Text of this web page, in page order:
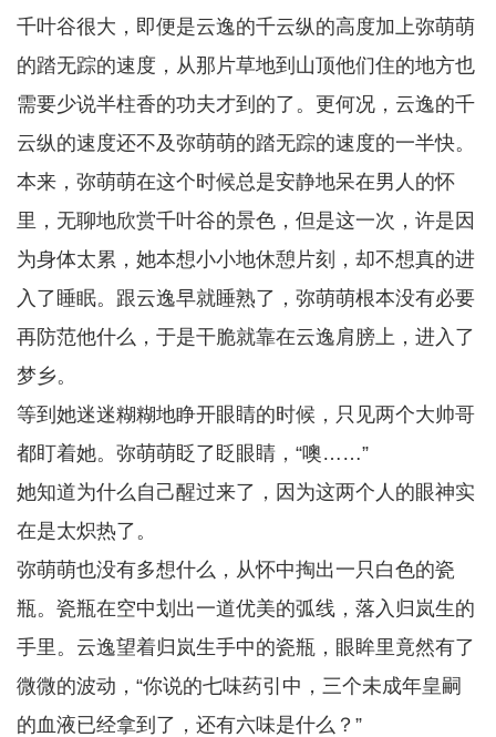
千叶谷很大，即便是云逸的千云纵的高度加上弥萌萌
的踏无踪的速度，从那片草地到山顶他们住的地方也
需要少说半柱香的功夫才到的了。更何况，云逸的千
云纵的速度还不及弥萌萌的踏无踪的速度的一半快。
本来，弥萌萌在这个时候总是安静地呆在男人的怀
里，无聊地欣赏千叶谷的景色，但是这一次，许是因
为身体太累，她本想小小地休憩片刻，却不想真的进
入了睡眠。跟云逸早就睡熟了，弥萌萌根本没有必要
再防范他什么，于是干脆就靠在云逸肩膀上，进入了
梦乡。
等到她迷迷糊糊地睁开眼睛的时候，只见两个大帅哥
都盯着她。弥萌萌眨了眨眼睛，“噢……”
她知道为什么自己醒过来了，因为这两个人的眼神实
在是太炽热了。
弥萌萌也没有多想什么，从怀中掏出一只白色的瓷
瓶。瓷瓶在空中划出一道优美的弧线，落入归岚生的
手里。云逸望着归岚生手中的瓷瓶，眼眸里竟然有了
微微的波动，“你说的七味药引中，三个未成年皇嗣
的血液已经拿到了，还有六味是什么？”